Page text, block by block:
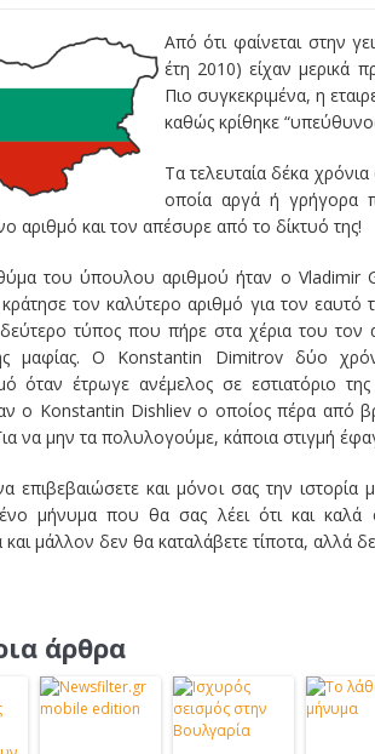
Από ότι φαίνεται στην
έτη 2010) είχαν μερικά
Πιο συγκεκριμένα, η
καθώς κρίθηκε
Τα τελευταία δέκα
οποία αργά ή γρήγορα
αριθμό και τον απέσυρε από το δίκτυό της!
του ύπουλου αριθμού ήταν ο Vladimir
τον καλύτερο αριθμό για τον
τύπος που πήρε στα χέρια του
μαφίας. Ο Konstantin Dimitrov δύο
όταν έτρωγε ανέμελος σε εστιατόριο
ο Konstantin Dishliev ο οποίος πέρα από
να μην τα πολυλογούμε, κάποια στιγμή
επιβεβαιώσετε και μόνοι σας την
μήνυμα που θα σας λέει ότι και καλά
μάλλον δεν θα καταλάβετε τίποτα, αλλά
άρθρα